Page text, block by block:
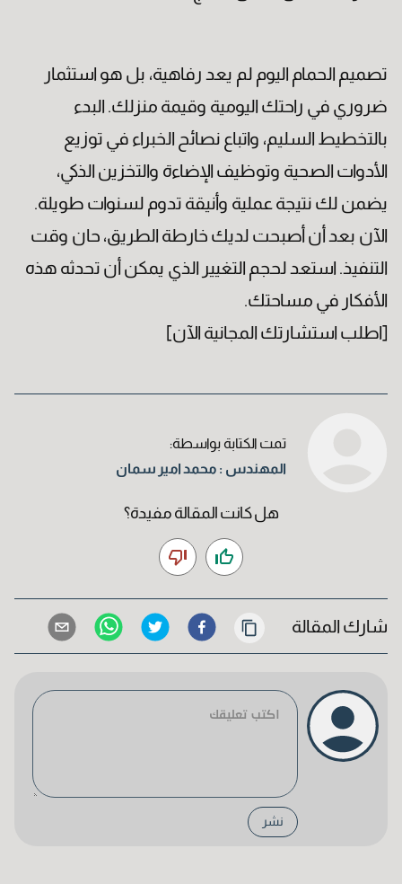
أوافق على جميع الشروط والأحكام قراءة من هنا
تصميم الحمام اليوم لم يعد رفاهية، بل هو استثمار
ضروري في راحتك اليومية وقيمة منزلك. البدء
بالتخطيط السليم، واتباع نصائح الخبراء في توزيع
الأدوات الصحية وتوظيف الإضاءة والتخزين الذكي،
يضمن لك نتيجة عملية وأنيقة تدوم لسنوات طويلة.
الآن بعد أن أصبحت لديك خارطة الطريق، حان وقت
التنفيذ. استعد لحجم التغيير الذي يمكن أن تحدثه هذه
الأفكار في مساحتك.
[اطلب استشارتك المجانية الآن]
تمت الكتابة بواسطة:
المهندس : محمد امير سمان
هل كانت المقالة مفيدة؟
شارك المقالة
نشر